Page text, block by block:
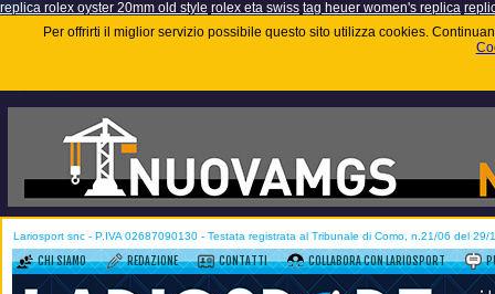
replica rolex oyster 20mm old style rolex eta swiss tag heuer women's replica
Per offrirti il miglior servizio possibile questo sito utilizza cookies.
Lariosport snc - P.IVA 02687090130 - Testata registrata al Tribunale di Como, n.21/06 del 29/
CHI SIAMO REDAZIONE CONTATTI COLLABORA CON LARIOSPORT